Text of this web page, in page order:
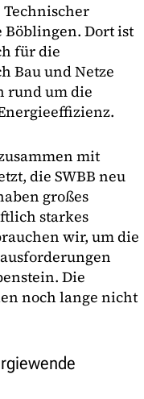
Böblingen. Dort ist
für die
Bau und Netze
rund um die
mit
die SWBB neu
großes
starkes
wir, um die
Die
noch lange nicht